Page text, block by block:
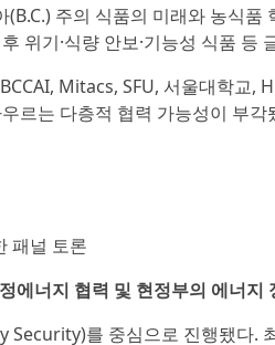
주의 식품의 미래와 농식품
위기·식량 안보·기능성 식품 등
Mitacs, SFU, 서울대학교,
르는 다층적 협력 가능성이 부각
패널 토론
에너지 협력 및 현정부의 에너지
Security)를 중심으로 진행됐다.